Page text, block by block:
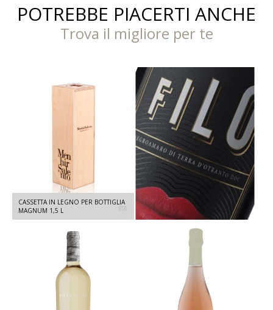
POTREBBE PIACERTI ANCHE
Trova il migliore per te
CASSETTA IN LEGNO PER BOTTIGLIA
MAGNUM 1,5 L
FILO DOC TERRA D'OTRANTO -
NEGROAMARO RISERVA 2022 - 750
ML